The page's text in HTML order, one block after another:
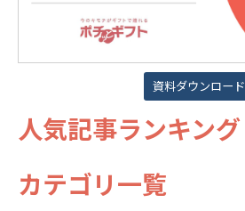
資料ダウンロード
人気記事ランキング
カテゴリ一覧